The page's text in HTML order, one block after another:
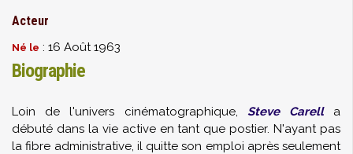
Acteur
Né le : 16 Août 1963
Biographie
Loin de l'univers cinématographique, Steve Carella
débuté dans la vie active en tant que postier. N'ayant pas
la fibre administrative, il quitte son emploi après seulement